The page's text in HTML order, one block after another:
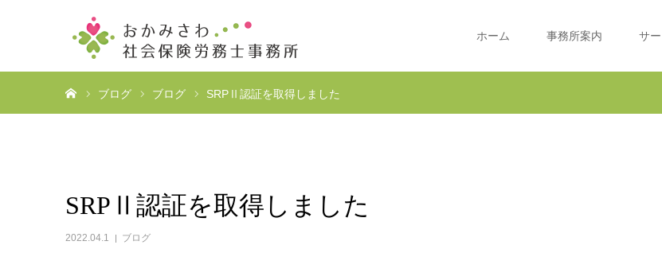
ホーム 事務所案内 サ
ブログ ブログ SRPⅡ認証を取得しました
SRPⅡ認証を取得しました
2022.04.1 ブログ